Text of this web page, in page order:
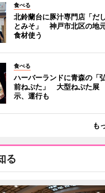
食べる
北鈴蘭台に豚汁専門店「だ
とみそ」 神戸市北区の地
食材使う
食べる
ハーバーランドに青森の「
前ねぷた」 大型ねぷた展
示、運行も
も
る